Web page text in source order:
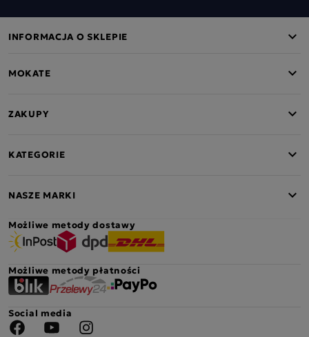
INFORMACJA O SKLEPIE
MOKATE
ZAKUPY
KATEGORIE
NASZE MARKI
Możliwe metody dostawy
Możliwe metody płatności
Social media